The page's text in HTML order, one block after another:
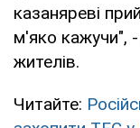
казаняреві
м'яко кажучи", -
жителів.
Читайте: